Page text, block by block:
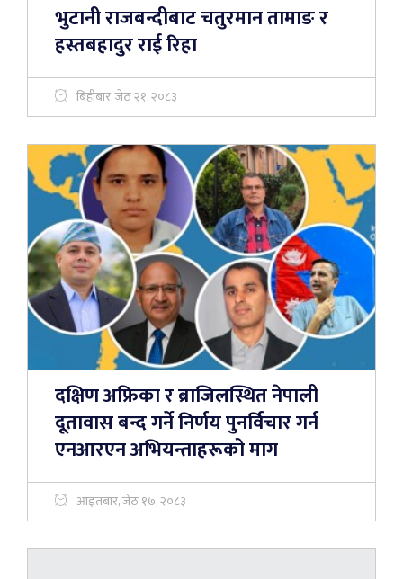
भुटानी राजबन्दीबाट चतुरमान तामाङ र
हस्तबहादुर राई रिहा
बिहीबार, जेठ २१, २०८३
दक्षिण अफ्रिका र ब्राजिलस्थित नेपाली
दूतावास बन्द गर्ने निर्णय पुनर्विचार गर्न
एनआरएन अभियन्ताहरूको माग
आइतबार, जेठ १७, २०८३